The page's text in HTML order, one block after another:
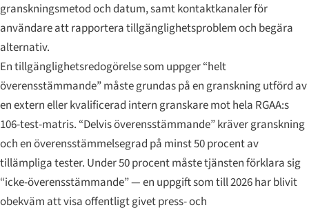
granskningsmetod och datum, samt kontaktkanaler för
användare att rapportera tillgänglighetsproblem och begära
alternativ.
En tillgänglighetsredogörelse som uppger “helt
överensstämmande” måste grundas på en granskning utförd av
en extern eller kvalificerad intern granskare mot hela RGAA:s
106-test-matris. “Delvis överensstämmande” kräver granskning
och en överensstämmelsegrad på minst 50 procent av
tillämpliga tester. Under 50 procent måste tjänsten förklara sig
“icke-överensstämmande” — en uppgift som till 2026 har blivit
obekväm att visa offentligt givet press- och